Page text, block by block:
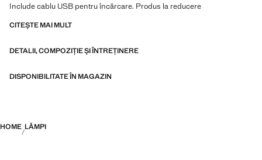
Include cablu USB pentru încărcare. Produs la reducere
CITEȘTE MAI MULT
DETALII, COMPOZIȚIE ȘI ÎNTREȚINERE
DISPONIBILITATE ÎN MAGAZIN
HOME LĂMPI